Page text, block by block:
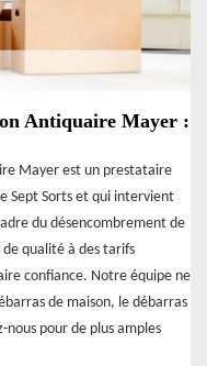
Antiquaire Mayer :
Mayer est un prestataire
Sept Sorts et qui intervient
du désencombrement de
de qualité à des tarifs
confiance. Notre équipe ne
de maison, le débarras
pour de plus amples